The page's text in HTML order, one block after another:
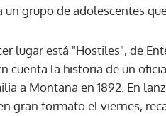
un grupo de adolescentes
lugar está "Hostiles", de
cuenta la historia de un
a Montana en 1892. En
gran formato el viernes,